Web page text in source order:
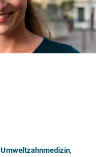
Umweltzahnmedizin,